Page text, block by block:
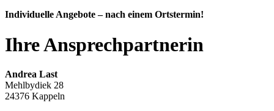
Individuelle Angebote – nach einem Ortstermin!
Ihre Ansprechpartnerin
Andrea Last
Mehlbydiek 28
24376 Kappeln